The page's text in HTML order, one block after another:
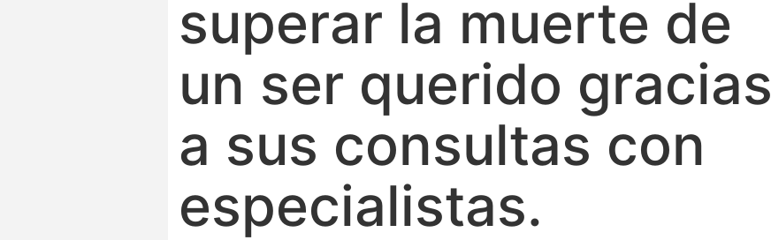
superar la muerte de
un ser querido gracias
a sus consultas con
especialistas.